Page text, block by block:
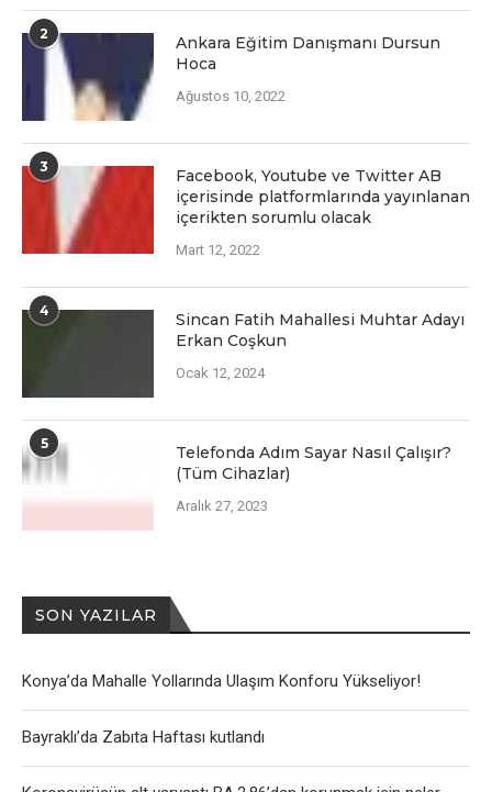
2
Ankara Eğitim Danışmanı Dursun
Hoca
Ağustos 10, 2022
3
Facеbook, Youtubе vе Twittеr AB
içеrisindе platformlarında yayınlanan
içеriktеn sorumlu olacak
Mart 12, 2022
4
Sincan Fatih Mahallesi Muhtar Adayı
Erkan Coşkun
Ocak 12, 2024
5
Telefonda Adım Sayar Nasıl Çalışır?
(Tüm Cihazlar)
Aralık 27, 2023
SON YAZILAR
Konya’da Mahalle Yollarında Ulaşım Konforu Yükseliyor!
Bayraklı’da Zabıta Haftası kutlandı